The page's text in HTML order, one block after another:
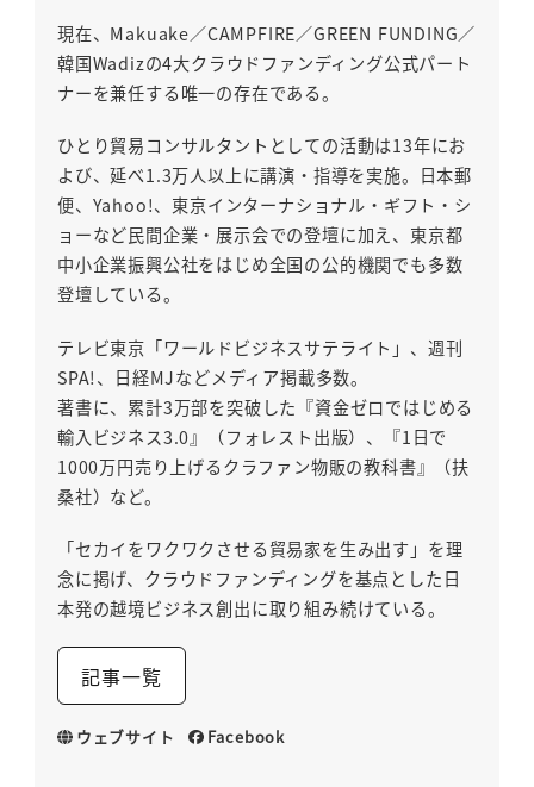
現在、Makuake／CAMPFIRE／GREEN FUNDING／
韓国Wadizの4大クラウドファンディング公式パート
ナーを兼任する唯一の存在である。
ひとり貿易コンサルタントとしての活動は13年にお
よび、延べ1.3万人以上に講演・指導を実施。日本郵
便、Yahoo!、東京インターナショナル・ギフト・シ
ョーなど民間企業・展示会での登壇に加え、東京都
中小企業振興公社をはじめ全国の公的機関でも多数
登壇している。
テレビ東京「ワールドビジネスサテライト」、週刊
SPA!、日経MJなどメディア掲載多数。
著書に、累計3万部を突破した『資金ゼロではじめる
輸入ビジネス3.0』（フォレスト出版）、『1日で
1000万円売り上げるクラファン物販の教科書』（扶
桑社）など。
「セカイをワクワクさせる貿易家を生み出す」を理
念に掲げ、クラウドファンディングを基点とした日
本発の越境ビジネス創出に取り組み続けている。
記事一覧
ウェブサイト Facebook